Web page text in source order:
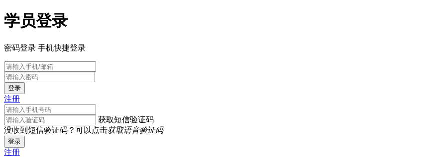
学员登录
密码登录 手机快捷登录
登录
注册
获取短信验证码
没收到短信验证码？可以点击获取语音验证码
登录
注册